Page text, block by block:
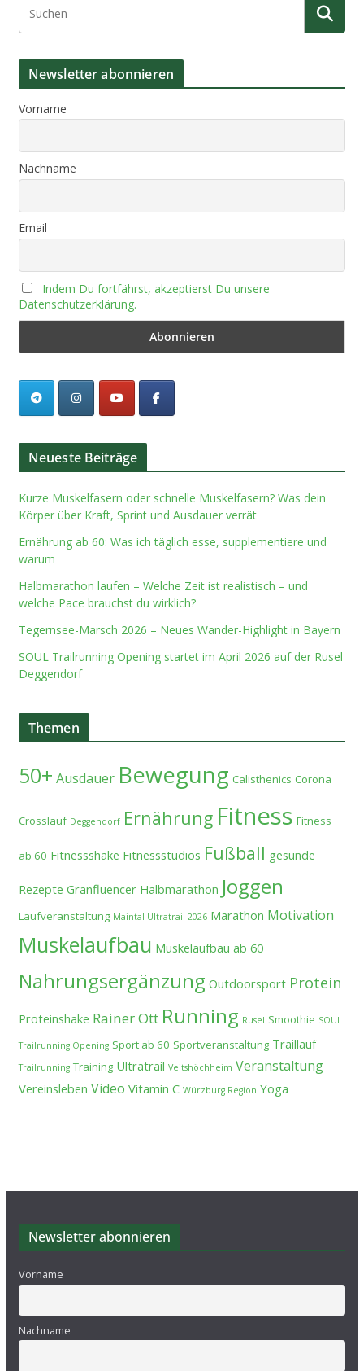
Newsletter abonnieren
Vorname
Nachname
Email
Indem Du fortfährst, akzeptierst Du unsere
Datenschutzerklärung.
Neueste Beiträge
Kurze Muskelfasern oder schnelle Muskelfasern? Was dein
Körper über Kraft, Sprint und Ausdauer verrät
Ernährung ab 60: Was ich täglich esse, supplementiere und
warum
Halbmarathon laufen – Welche Zeit ist realistisch – und
welche Pace brauchst du wirklich?
Tegernsee-Marsch 2026 – Neues Wander-Highlight in Bayern
SOUL Trailrunning Opening startet im April 2026 auf der Rusel
Deggendorf
Themen
50+ Ausdauer Bewegung Calisthenics Corona
Crosslauf Deggendorf Ernährung Fitness Fitness
ab 60 Fitnessshake Fitnessstudios Fußball gesunde
Rezepte Granfluencer Halbmarathon Joggen
Laufveranstaltung Maintal Ultratrail 2026 Marathon Motivation
Muskelaufbau Muskelaufbau ab 60
Nahrungsergänzung Outdoorsport Protein
Proteinshake Rainer Ott Running Rusel Smoothie SOUL
Trailrunning Opening Sport ab 60 Sportveranstaltung Traillauf
Trailrunning Training Ultratrail Veitshöchheim Veranstaltung
Vereinsleben Video Vitamin C Würzburg Region Yoga
Newsletter abonnieren
Vorname
Nachname